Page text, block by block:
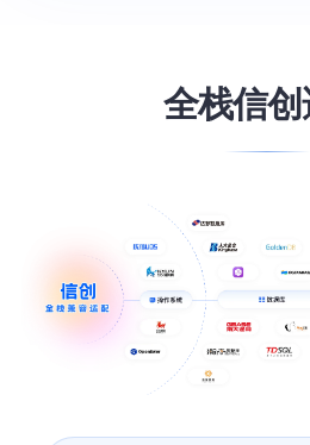
全栈信